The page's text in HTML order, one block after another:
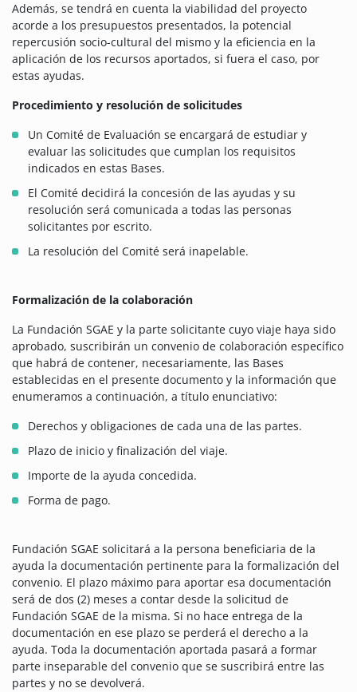
Además, se tendrá en cuenta la viabilidad del proyecto
acorde a los presupuestos presentados, la potencial
repercusión socio-cultural del mismo y la eficiencia en la
aplicación de los recursos aportados, si fuera el caso, por
estas ayudas.
Procedimiento y resolución de solicitudes
Un Comité de Evaluación se encargará de estudiar y
evaluar las solicitudes que cumplan los requisitos
indicados en estas Bases.
El Comité decidirá la concesión de las ayudas y su
resolución será comunicada a todas las personas
solicitantes por escrito.
La resolución del Comité será inapelable.
Formalización de la colaboración
La Fundación SGAE y la parte solicitante cuyo viaje haya sido
aprobado, suscribirán un convenio de colaboración específico
que habrá de contener, necesariamente, las Bases
establecidas en el presente documento y la información que
enumeramos a continuación, a título enunciativo:
Derechos y obligaciones de cada una de las partes.
Plazo de inicio y finalización del viaje.
Importe de la ayuda concedida.
Forma de pago.
Fundación SGAE solicitará a la persona beneficiaria de la
ayuda la documentación pertinente para la formalización del
convenio. El plazo máximo para aportar esa documentación
será de dos (2) meses a contar desde la solicitud de
Fundación SGAE de la misma. Si no hace entrega de la
documentación en ese plazo se perderá el derecho a la
ayuda. Toda la documentación aportada pasará a formar
parte inseparable del convenio que se suscribirá entre las
partes y no se devolverá.